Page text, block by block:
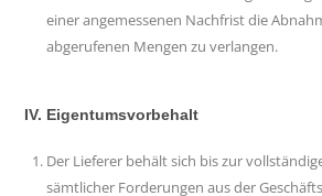
einer angemessenen Nachfrist die
abgerufenen Mengen zu verlangen.
IV. Eigentumsvorbehalt
Der Lieferer behält sich bis zur
sämtlicher Forderungen aus der